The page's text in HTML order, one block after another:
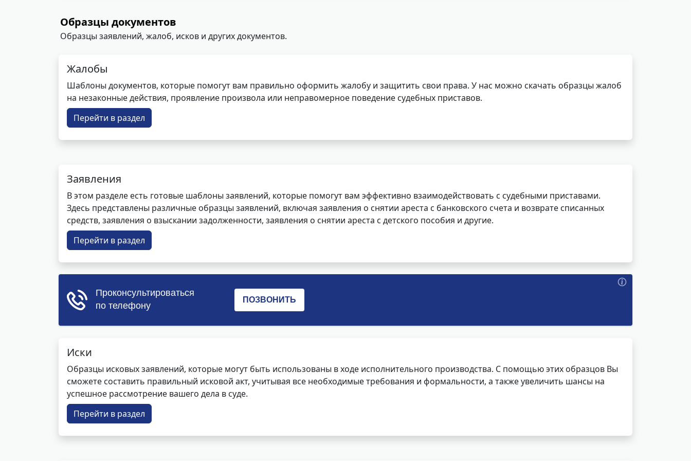
Образцы документов
Образцы заявлений, жалоб, исков и других документов.
Жалобы
Шаблоны документов, которые помогут вам правильно оформить жалобу и защитить свои права. У нас можно скачать образцы жалоб
на незаконные действия, проявление произвола или неправомерное поведение судебных приставов.
Перейти в раздел
Заявления
В этом разделе есть готовые шаблоны заявлений, которые помогут вам эффективно взаимодействовать с судебными приставами.
Здесь представлены различные образцы заявлений, включая заявления о снятии ареста с банковского счета и возврате списанных
средств, заявления о взыскании задолженности, заявления о снятии ареста с детского пособия и другие.
Перейти в раздел
Иски
Образцы исковых заявлений, которые могут быть использованы в ходе исполнительного производства. С помощью этих образцов Вы
сможете составить правильный исковой акт, учитывая все необходимые требования и формальности, а также увеличить шансы на
успешное рассмотрение вашего дела в суде.
Перейти в раздел